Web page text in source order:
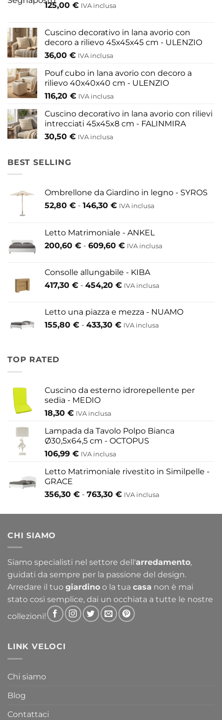
nella
pagina
125,00 € IVA inclusa
Cuscino decorativo in lana avorio con
decoro a rilievo 45x45x45 cm - ULENZIO
36,00 € IVA inclusa
Pouf cubo in lana avorio con decoro a
rilievo 40x40x40 cm - ULENZIO
116,20 € IVA inclusa
Cuscino decorativo in lana avorio con rilievi
intrecciati 45x45x8 cm - FALINMIRA
30,50 € IVA inclusa
BEST SELLING
Ombrellone da Giardino in legno - SYROS
52,80 € - 146,30 €Fascia
da
52,80 €
146,30 €
IVA inclusa
Letto Matrimoniale - ANKEL
200,60 € - 609,60 €Fascia
da
200,60 €
609,60 €
IVA inclusa
Consolle allungabile - KIBA
417,30 € - 454,20 €Fascia
da
417,30 €
IVA inclusa
Letto una piazza e mezza - NUAMO
155,80 € - 433,30 €Fascia
433,30 €
IVA inclusa
TOP RATED
Cuscino da esterno idrorepellente per
sedia - MEDIO
18,30 € IVA inclusa
Lampada da Tavolo Polpo Bianca
Ø30,5x64,5 cm - OCTOPUS
106,99 € IVA inclusa
Letto Matrimoniale rivestito in Similpelle -
GRACE
356,30 € - 763,30 €Fascia
prezzo:
IVA inclusa
CHI SIAMO
Siamo specialisti nel settore dell'arredamento,
guidati da sempre per la passione del design.
Arredare il tuo giardino o la tua casa non è mai
stato così semplice, dai un occhiata a tutte le nostre
collezioni!
LINK VELOCI
Chi siamo
Blog
Contattaci